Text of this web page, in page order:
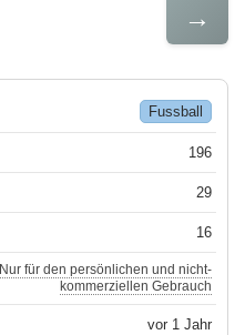
→
Fussball
196
29
16
Nur für den persönlichen und nicht-
kommerziellen Gebrauch
vor 1 Jahr